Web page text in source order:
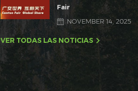
Fair
NOVEMBER 14, 2025
VER TODAS LAS NOTICIAS